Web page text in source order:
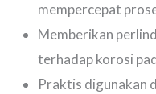
mempercepat
Memberikan
terhadap korosi
Praktis digunakan